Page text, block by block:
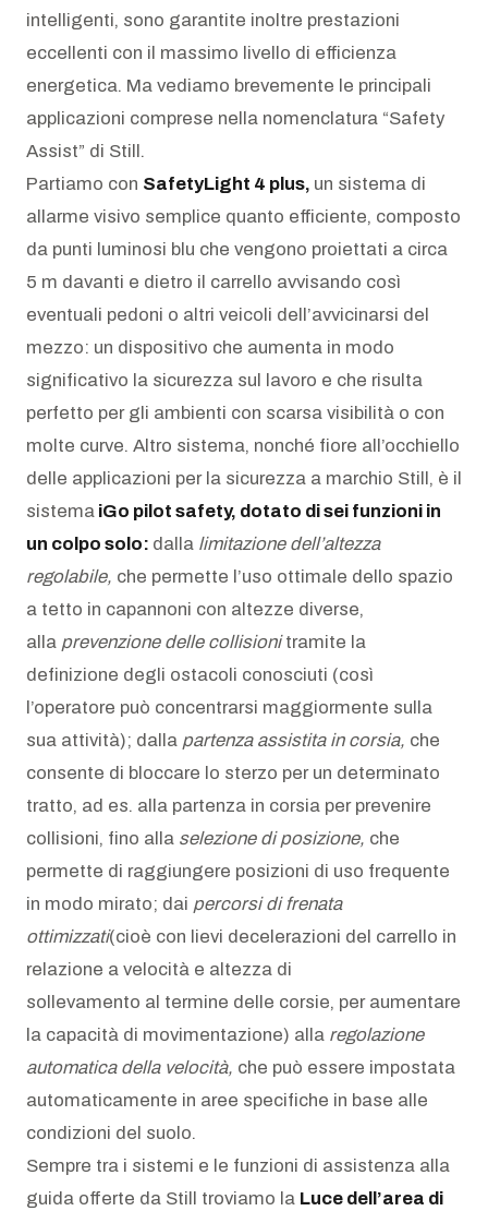
intelligenti, sono garantite inoltre prestazioni
eccellenti con il massimo livello di efficienza
energetica. Ma vediamo brevemente le principali
applicazioni comprese nella nomenclatura “Safety
Assist” di Still.
Partiamo con SafetyLight 4 plus, un sistema di
allarme visivo semplice quanto efficiente, composto
da punti luminosi blu che vengono proiettati a circa
5 m davanti e dietro il carrello avvisando così
eventuali pedoni o altri veicoli dell’avvicinarsi del
mezzo: un dispositivo che aumenta in modo
significativo la sicurezza sul lavoro e che risulta
perfetto per gli ambienti con scarsa visibilità o con
molte curve. Altro sistema, nonché fiore all’occhiello
delle applicazioni per la sicurezza a marchio Still, è il
sistema iGo pilot safety, dotato di sei funzioni in
un colpo solo: dalla limitazione dell’altezza
regolabile, che permette l’uso ottimale dello spazio
a tetto in capannoni con altezze diverse,
alla prevenzione delle collisionitramite la
definizione degli ostacoli conosciuti (così
l’operatore può concentrarsi maggiormente sulla
sua attività); dalla partenza assistita in corsia, che
consente di bloccare lo sterzo per un determinato
tratto, ad es. alla partenza in corsia per prevenire
collisioni, fino alla selezione di posizione, che
permette di raggiungere posizioni di uso frequente
in modo mirato; dai percorsi di frenata
ottimizzati(cioè con lievi decelerazioni del carrello in
relazione a velocità e altezza di
sollevamento al termine delle corsie, per aumentare
la capacità di movimentazione) alla regolazione
automatica della velocità, che può essere impostata
automaticamente in aree specifiche in base alle
condizioni del suolo.
Sempre tra i sistemi e le funzioni di assistenza alla
guida offerte da Still troviamo la Luce dell’area di